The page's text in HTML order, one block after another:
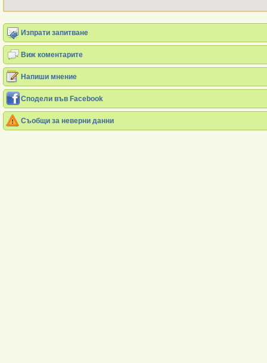
Изпрати запитване
Виж коментарите
Напиши мнение
Сподели във Facebook
Съобщи за неверни данни